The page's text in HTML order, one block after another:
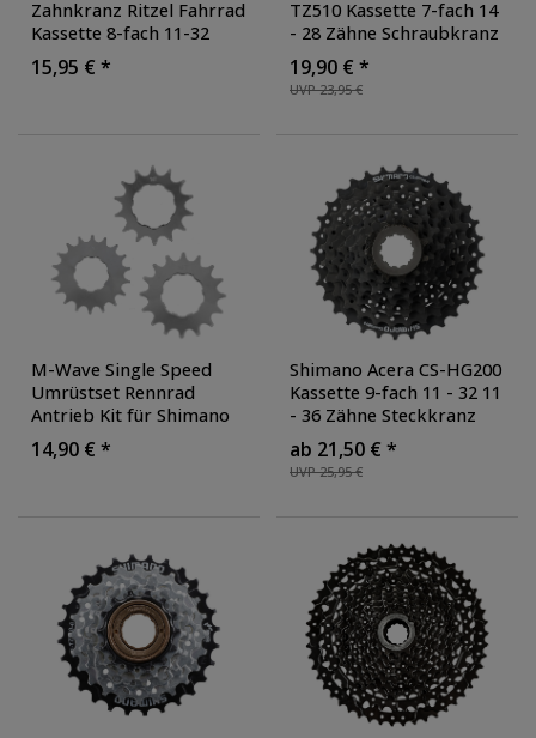
Zahnkranz Ritzel Fahrrad
Kassette 8-fach 11-32
Zähne Steckkassette für
Mountainbike 8 Gänge
15,95 € *
TZ510 Kassette 7-fach 14
- 28 Zähne Schraubkranz
Ritzelpaket
Schaltkassette Freilauf
MTB Mountainbike
Speichenschutzring
UVP 23,95 €
19,90 € *
M-Wave Single Speed
Umrüstset Rennrad
Antrieb Kit für Shimano
Kassette 8-/9-/10-fach
Eingang-Antrieb Fixie
14,90 € *
Shimano Acera CS-HG200
Kassette 9-fach 11 - 32 11
- 36 Zähne Steckkranz
Ritzelpaket
Steckkassette
Fahrradkassette MTB
UVP 25,95 €
ab 21,50 € *